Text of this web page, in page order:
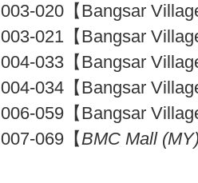
003-020【Bangsar
003-021【Bangsar
004-033【Bangsar
004-034【Bangsar
006-059【Bangsar
007-069【BMC Mall